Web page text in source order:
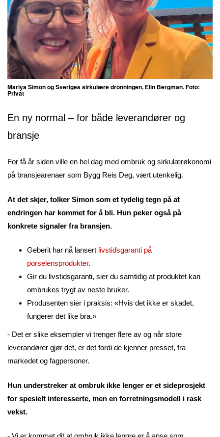
Mariya Simon og Sveriges sirkulære dronningen, Elin Bergman. Foto:
Privat
En ny normal – for både leverandører og
bransje
For få år siden ville en hel dag med ombruk og sirkulærøkonomi
på bransjearenaer som Bygg Reis Deg, vært utenkelig.
At det skjer, tolker Simon som et tydelig tegn på at
endringen har kommet for å bli. Hun peker også på
konkrete signaler fra bransjen.
Geberit har nå lansert livstidsgaranti på
porselensprodukter.
Gir du livstidsgaranti, sier du samtidig at produktet kan
ombrukes trygt av neste bruker.
Produsenten sier i praksis: «Hvis det ikke er skadet,
fungerer det like bra.»
- Det er slike eksempler vi trenger flere av og når store
leverandører gjør det, er det fordi de kjenner presset, fra
markedet og fagpersoner.
Hun understreker at ombruk ikke lenger er et sideprosjekt
for spesielt interesserte, men en forretningsmodell i rask
vekst.